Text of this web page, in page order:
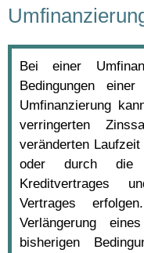
Bei einer
Bedingungen
Umfinanzierung
verringerten
veränderten
oder durch die
Kreditvertrages
Vertrages
Verlängerung
bisherigen